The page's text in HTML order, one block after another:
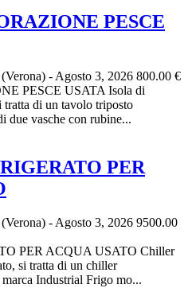
PESCE
-Agosto 3, 2026 800.00 €
PESCE USATA Isola di
tratta di un tavolo triposto
due vasche con rubine...
PER
- Agosto 3, 2026 9500.00
PER ACQUA USATO Chiller
si tratta di un chiller
Industrial Frigo mo...